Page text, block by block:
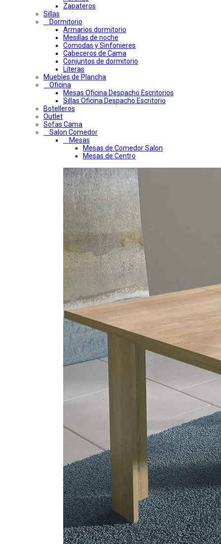
Zapateros
Sillas
Dormitorio
Armarios dormitorio
Mesillas de noche
Comodas y Sinfonieres
Cabeceros de Cama
Conjuntos de dormitorio
Literas
Muebles de Plancha
Oficina
Mesas Oficina Despacho Escritorios
Sillas Oficina Despacho Escritorio
Botelleros
Outlet
Sofas Cama
Salon Comedor
Mesas
Mesas de Comedor Salon
Mesas de Centro